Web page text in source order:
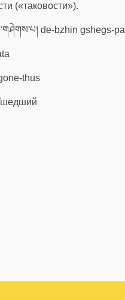
(«таковости»).
de-bzhin gshegs-pa
thus